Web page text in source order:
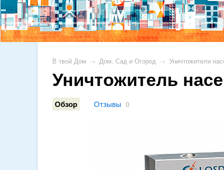
В твой Дом → Дом, Сад и Огород → Уничтожители
Уничтожитель
Обзор Отзывы 0